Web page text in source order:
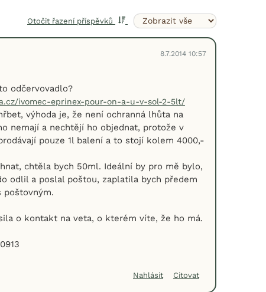
Otočit řazení příspěvků
8.7.2014 10:57
odčervovadlo?
ivomec-eprinex-pour-on-a-u-v-sol-2-5lt/
výhoda je, že není ochranná lhůta na
nemají a nechtějí ho objednat, protože v
pouze 1l balení a to stojí kolem 4000,-
chtěla bych 50ml. Ideální by pro mě bylo,
odlil a poslal poštou, zaplatila bych předem
poštovným.
o kontakt na veta, o kterém víte, že ho má.
Nahlásit Citovat